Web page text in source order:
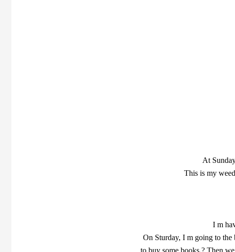
At
This is my
I m
On Sturday, I m going to
to buy some books.? Then